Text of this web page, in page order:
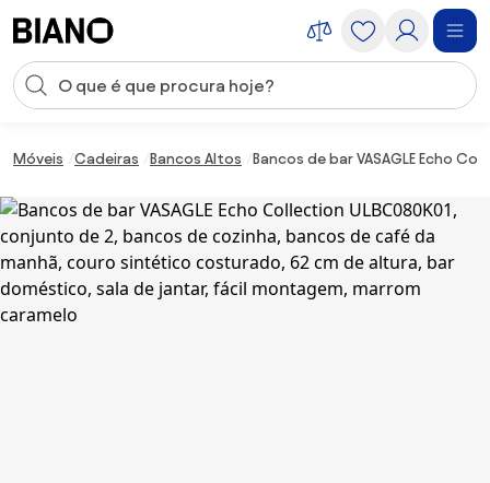
Entrada de pesquisa
Móveis Cadeiras Bancos Altos Bancos de bar VASAGLE Echo